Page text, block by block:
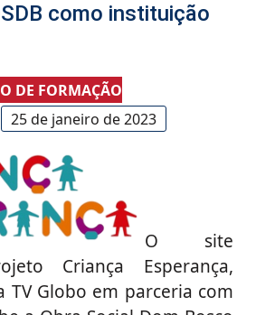
como instituição
DE FORMAÇÃO
25 de janeiro de 2023
O site
Criança Esperança,
TV Globo em parceria com